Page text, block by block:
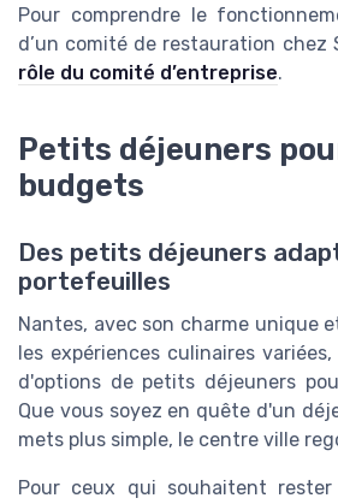
Pour comprendre le
d’un comité de restauration chez
rôle du comité d’entreprise.
Petits déjeuners
budgets
Des petits déjeuners
portefeuilles
Nantes, avec son charme unique
les expériences culinaires
d'options de petits déjeuners
Que vous soyez en quête d'un
mets plus simple, le centre ville
Pour ceux qui souhaitent